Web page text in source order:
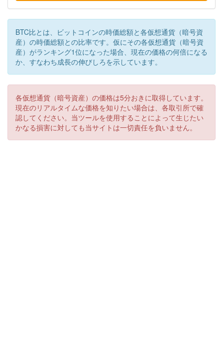
BTC比とは、ビットコインの時価総額と各仮想通貨（暗号資
産）の時価総額との比率です。仮にその各仮想通貨（暗号資
産）がランキング1位になった場合、現在の価格の何倍になる
か、すなわち成長の伸びしろを示しています。
各仮想通貨（暗号資産）の価格は5分おきに取得しています。
現在のリアルタイムな価格を知りたい場合は、各取引所で確
認してください。当ツールを使用することによって生じたい
かなる損害に対しても当サイトは一切責任を負いません。